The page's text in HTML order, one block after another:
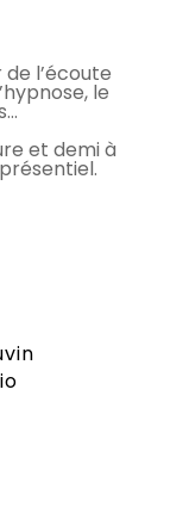
l’écoute
le
et demi à